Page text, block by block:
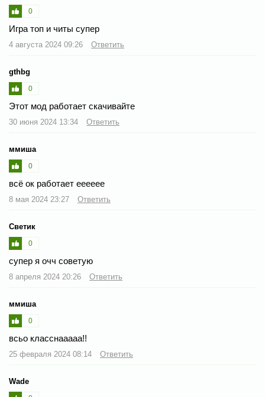
0
Игра топ и читы супер
4 августа 2024 09:26 Ответить
gthbg
0
Этот мод работает скачивайте
30 июня 2024 13:34 Ответить
ммиша
0
всё ок работает ееееее
8 мая 2024 23:27 Ответить
Светик
0
супер я очч советую
8 апреля 2024 20:26 Ответить
ммиша
0
всьо класснааааа!!
25 февраля 2024 08:14 Ответить
Wade